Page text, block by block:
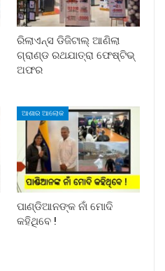
ରିଲାଏନ୍ସ ଡିଜିଟାଲ୍ ଆଣିଲା
ଗ୍ରାଣ୍ଡ ରଥଯାତ୍ରା ଫେଷ୍ଟିଭ୍
ଅଫର
ଆଶାର ଆଲୋକ
ପାଣ୍ଡିଆନଙ୍କ ନାଁ ମୋଦି
କହିଥିବେ !